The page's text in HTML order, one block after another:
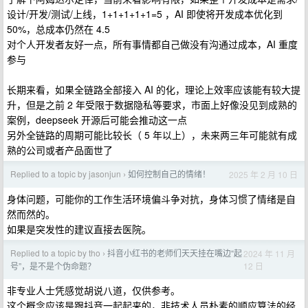
设计/开发/测试/上线，1+1+1+1+1=5 ，AI 即使将开发成本优化到
50%，总成本仍然在 4.5
对个人开发者友好一点，所有事情都自己做没有沟通过成本，AI 重度
参与
长期来看，如果全链路全部接入 AI 的化，理论上效率应该能有较大提
升，但是之前 2 年受限于数据隐私等要求，市面上好像没见到成熟的
案例，deepseek 开源后可能会推动这一点
另外全链路的周期可能比较长（ 5 年以上），未来两三年可能就有成
熟的公司或者产品面世了
Replied to a topic by jasonjun › 如何控制自己的情绪！ 2025 年 2 月 10 日
身体问题，可能你的工作生活环境偏斗争对抗，身体习惯了情绪是自
然而然的。
如果是突发性的建议直接去医院。
Replied to a topic by tho › 抖音小红书的老师们天天挂在嘴边“起
号”，是不是个伪命题？
2024 年 11 月
12 日
非专业人士凭感觉胡说八道，仅供参考。
这个概念应该是跟抖音一起起来的，非技术人员朴素的顺应算法的经